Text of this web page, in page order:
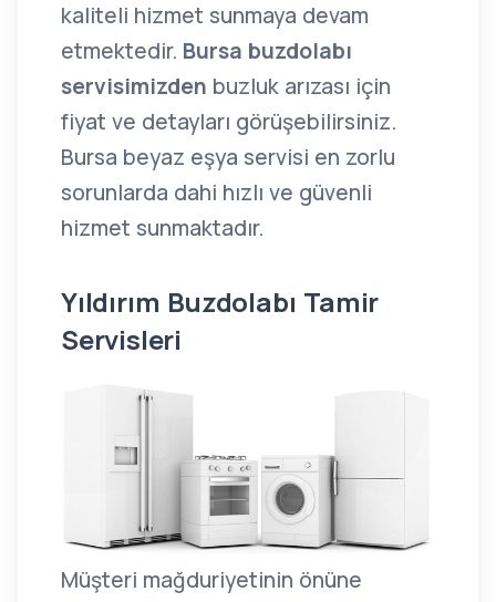
kaliteli hizmet sunmaya devam
etmektedir. Bursa buzdolabı
servisimizden buzluk arızası için
fiyat ve detayları görüşebilirsiniz.
Bursa beyaz eşya servisi en zorlu
sorunlarda dahi hızlı ve güvenli
hizmet sunmaktadır.
Yıldırım Buzdolabı Tamir
Servisleri
Müşteri mağduriyetinin önüne